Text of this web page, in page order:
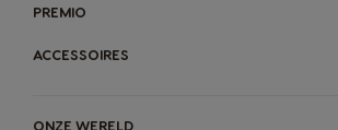
PREMIO
ACCESSOIRES
ONZE WERELD